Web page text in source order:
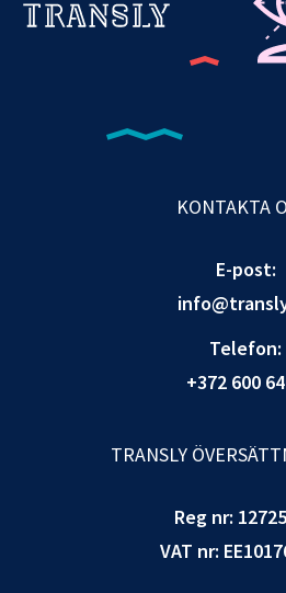
KONTAKTA
E-post:
Telefon:
+372 600
TRANSLY
Reg nr:
VAT nr: